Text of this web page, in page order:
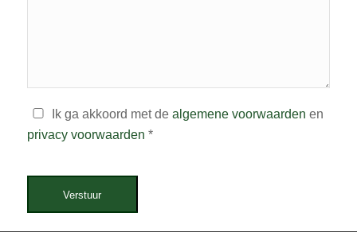
Ik ga akkoord met de algemene voorwaarden en
privacy voorwaarden *
Verstuur